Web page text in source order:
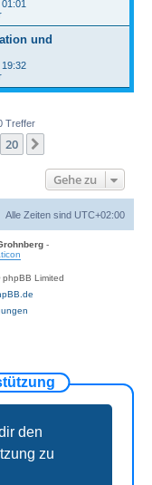
den
zu
und
19:32
Treffer
20
Gehe zu
Alle Zeiten sind UTC+02:00
-
Limited